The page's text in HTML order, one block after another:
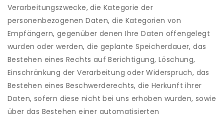
Verarbeitungszwecke, die Kategorie der
personenbezogenen Daten, die Kategorien von
Empfängern, gegenüber denen Ihre Daten offengelegt
wurden oder werden, die geplante Speicherdauer, das
Bestehen eines Rechts auf Berichtigung, Löschung,
Einschränkung der Verarbeitung oder Widerspruch, das
Bestehen eines Beschwerderechts, die Herkunft ihrer
Daten, sofern diese nicht bei uns erhoben wurden, sowie
über das Bestehen einer automatisierten